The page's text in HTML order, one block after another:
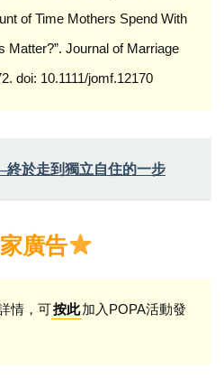
of Time Mothers Spend With
Matter?”. Journal of Marriage
doi: 10.1111/jomf.12170
於走到獨立自住的一步
廣告
情，可按此加入POPA活動發